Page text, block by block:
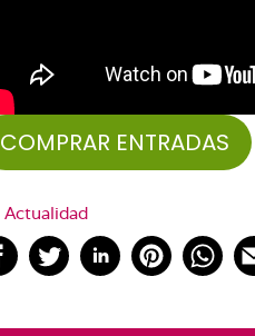
COMPRAR ENTRADAS
Categorías
Actualidad